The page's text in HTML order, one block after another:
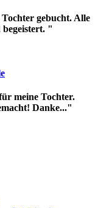
gebucht. Alle
"
meine Tochter.
Danke..."